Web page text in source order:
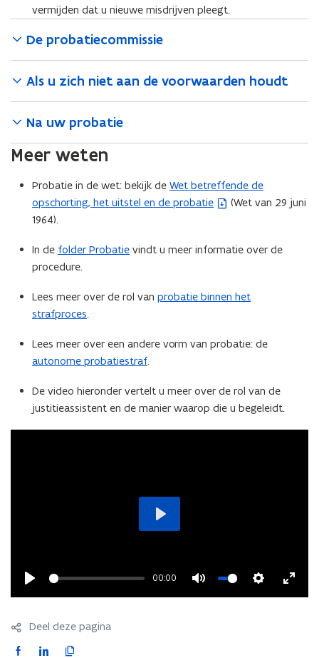
vermijden dat u nieuwe misdrijven pleegt.
De probatiecommissie
Als u zich niet aan de voorwaarden houdt
Na uw probatie
Meer weten
Probatie in de wet: bekijk de Wet betreffende de
opschorting, het uitstel en de probatie
(
b
t
d
p
t
i
u
v
s
t
(Wet van 29 juni
1964).
In de folder Probatie vindt u meer informatie over de
procedure.
Lees meer over de rol van probatie binnen het
strafproces.
Lees meer over een andere vorm van probatie: de
autonome probatiestraf.
De video hieronder vertelt u meer over de rol van de
justitieassistent en de manier waarop die u begeleidt.
Play
00:00
Mute SettingsEnter
Play
Deel deze pagina
F
L
K